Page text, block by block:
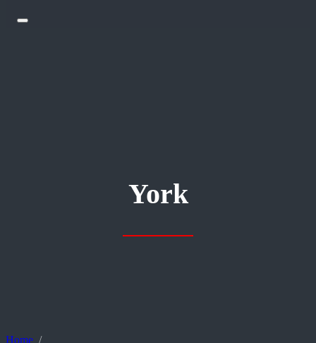
York
Home